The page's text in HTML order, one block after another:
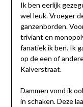
Ik ben eerlijk
wel leuk. Vroeger
ganzenborden.
triviant en
fanatiek ik ben. Ik
op de een of
Kalverstraat.
Dammen vond ik
in schaken. Deze